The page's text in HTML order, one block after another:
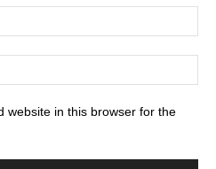
website in this browser for the